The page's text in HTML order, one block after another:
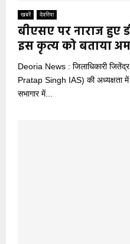
खबरें देवरिया
बीएसए पर नाराज हुए
इस कृत्य को बताया
Deoria News : जिलाधिकारी
Pratap Singh IAS) की अध्यक्षता में
सभागार में...